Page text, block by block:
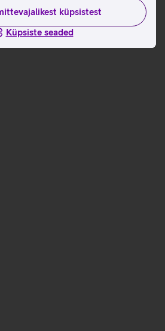
küpsistest
Küpsiste seaded